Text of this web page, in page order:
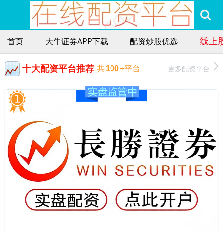
首页 大牛证券APP下载 配资炒股优选 线上
十大配资平台推荐 共100+平台 更多配资平台